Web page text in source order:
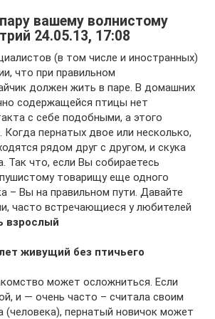
вашему волнистому
24.05.13, 17:08
(в том числе и иностранных)
что при правильном
должен жить в паре. В домашних
содержащейся птицы нет
с себе подобными, а этого
Когда пернатых двое или несколько,
рядом друг с другом, и скука
Так что, если Вы собираетесь
товарищу еще одного
– Вы на правильном пути. Давайте
часто встречающиеся у любителей
взрослый
живущий без птичьего
может осложниться. Если
и — очень часто – считала своим
(человека), пернатый новичок может